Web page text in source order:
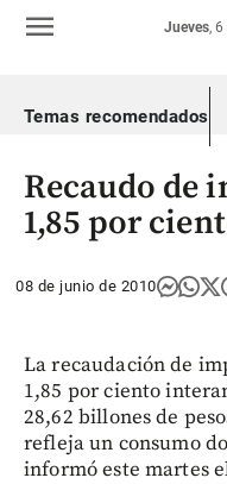
Colombia
Jueves,
menu
Temas recomendados
Recaudo de
1,85 por
08 de junio de 2010
La recaudación de
1,85 por ciento
28,62 billones de
refleja un consumo
informó este martes